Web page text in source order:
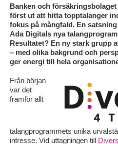
innovationskraft i en
Vägen framåt handlar om
talangprogram, nära
processer som bygger
långsiktig kompetens.
Banken och
först ut att hitta topptalanger
fokus på mångfald. En
Ada Digitals nya
Resultatet? En ny stark grupp
– med olika bakgrund och
ger energi till hela
Från början
var det
framför allt
talangprogrammets unika
intresse. Vid uttagningen till